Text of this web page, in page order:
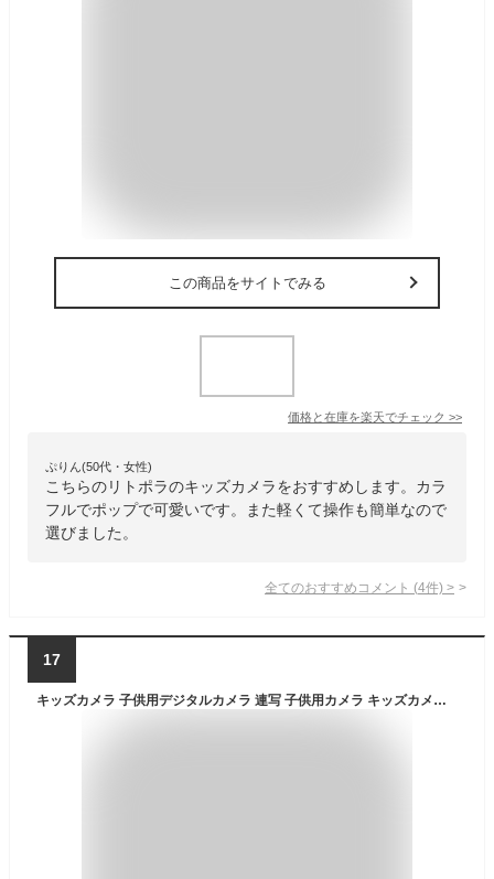
この商品をサイトでみる
価格と在庫を楽天でチェック >>
ぷりん(50代・女性)
こちらのリトポラのキッズカメラをおすすめします。カラ
フルでポップで可愛いです。また軽くて操作も簡単なので
選びました。
全てのおすすめコメント (4件) >
17
キッズカメラ 子供用デジタルカメラ 連写 子供用カメラ キッズカメラ レンズ180°反転可能 2.4インチIPS画面 2022 4000万画素 1080P HD録画 ゲーム 音楽 4倍ズーム USB充電 32GB カード付き 日本語説明書 自撮可能 誕生日 プレゼント クリスマス 贈り物